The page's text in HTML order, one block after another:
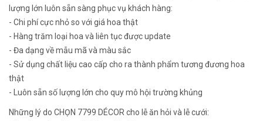
lượng lớn luôn sẵn sàng phục vụ khách hàng:
- Chi phí cực nhỏ so với giá hoa thật
- Hàng trăm loại hoa và liên tục được update
- Đa dạng về mẫu mã và màu sắc
- Sử dụng chất liệu cao cấp cho ra thành phẩm tương đương hoa
thật
- Luôn sẵn số lượng lớn cho quy mô hội trường khủng
Những lý do CHỌN 7799 DÉCOR cho lễ ăn hỏi và lễ cưới: